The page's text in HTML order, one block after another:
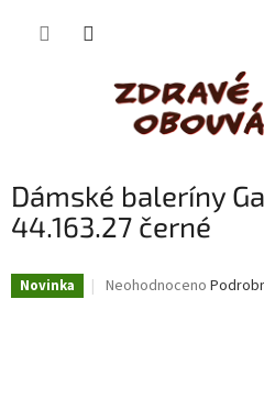
Dámské baleríny
44.163.27 černé
Novinka
Průměrné
Neohodnoceno